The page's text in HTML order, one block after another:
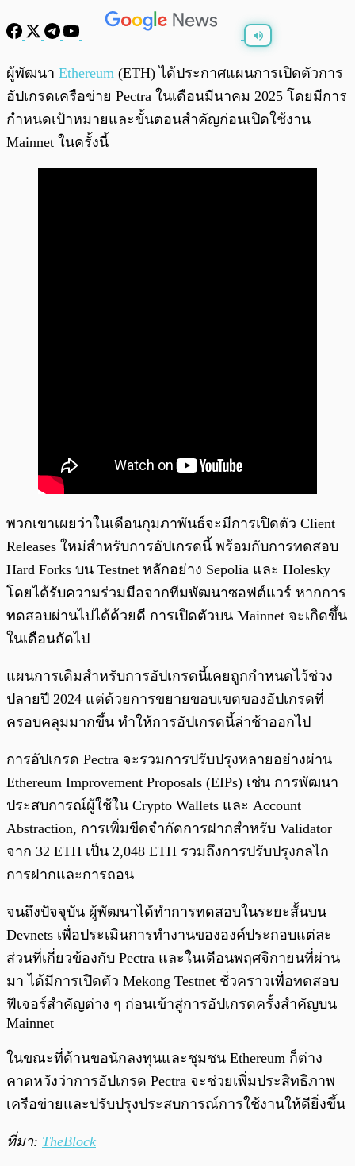
0:00/ 0:00
ผู้พัฒนา Ethereum (ETH) ได้ประกาศแผนการเปิดตัวการ
อัปเกรดเครือข่าย Pectra ในเดือนมีนาคม 2025 โดยมีการ
กำหนดเป้าหมายและขั้นตอนสำคัญก่อนเปิดใช้งาน
Mainnet ในครั้งนี้
พวกเขาเผยว่าในเดือนกุมภาพันธ์จะมีการเปิดตัว Client
Releases ใหม่สำหรับการอัปเกรดนี้ พร้อมกับการทดสอบ
Hard Forks บน Testnet หลักอย่าง Sepolia และ Holesky
โดยได้รับความร่วมมือจากทีมพัฒนาซอฟต์แวร์ หากการ
ทดสอบผ่านไปได้ด้วยดี การเปิดตัวบน Mainnet จะเกิดขึ้น
ในเดือนถัดไป
แผนการเดิมสำหรับการอัปเกรดนี้เคยถูกกำหนดไว้ช่วง
ปลายปี 2024 แต่ด้วยการขยายขอบเขตของอัปเกรดที่
ครอบคลุมมากขึ้น ทำให้การอัปเกรดนี้ล่าช้าออกไป
การอัปเกรด Pectra จะรวมการปรับปรุงหลายอย่างผ่าน
Ethereum Improvement Proposals (EIPs) เช่น การพัฒนา
ประสบการณ์ผู้ใช้ใน Crypto Wallets และ Account
Abstraction, การเพิ่มขีดจำกัดการฝากสำหรับ Validator
จาก 32 ETH เป็น 2,048 ETH รวมถึงการปรับปรุงกลไก
การฝากและการถอน
จนถึงปัจจุบัน ผู้พัฒนาได้ทำการทดสอบในระยะสั้นบน
Devnets เพื่อประเมินการทำงานขององค์ประกอบแต่ละ
ส่วนที่เกี่ยวข้องกับ Pectra และในเดือนพฤศจิกายนที่ผ่าน
มา ได้มีการเปิดตัว Mekong Testnet ชั่วคราวเพื่อทดสอบ
ฟีเจอร์สำคัญต่าง ๆ ก่อนเข้าสู่การอัปเกรดครั้งสำคัญบน
Mainnet
ในขณะที่ด้านขอนักลงทุนและชุมชน Ethereum ก็ต่าง
คาดหวังว่าการอัปเกรด Pectra จะช่วยเพิ่มประสิทธิภาพ
เครือข่ายและปรับปรุงประสบการณ์การใช้งานให้ดียิ่งขึ้น
ที่มา: TheBlock